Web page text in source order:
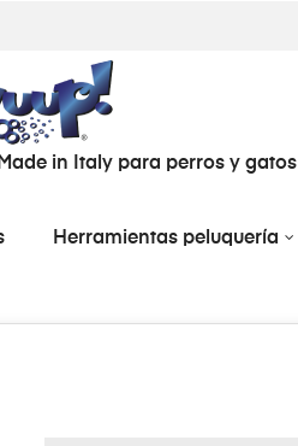
in Italy para perros y gatos
Herramientas peluquería